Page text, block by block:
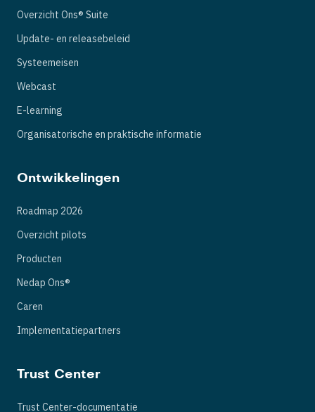
Overzicht Ons® Suite
Update- en releasebeleid
Systeemeisen
Webcast
E-learning
Organisatorische en praktische informatie
Ontwikkelingen
Roadmap 2026
Overzicht pilots
Producten
Nedap Ons®
Caren
Implementatiepartners
Trust Center
Trust Center-documentatie